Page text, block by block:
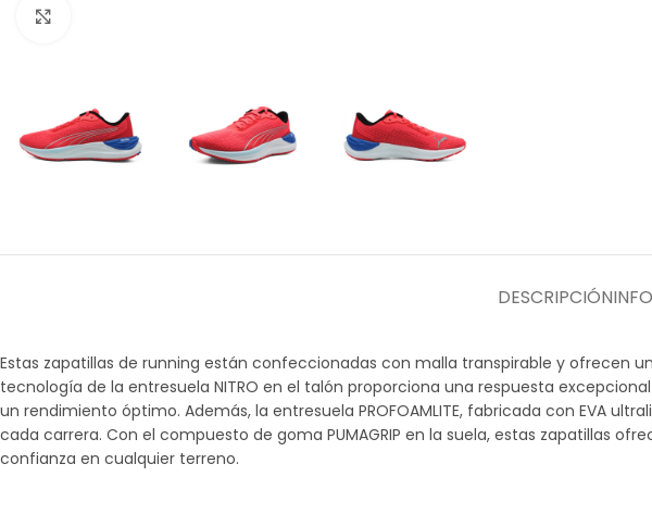
DESCRIPCIÓN
Estas zapatillas de running están confeccionadas con malla transpirable y ofrecen
tecnología de la entresuela NITRO en el talón proporciona una respuesta
un rendimiento óptimo. Además, la entresuela PROFOAMLITE, fabricada con EVA
cada carrera. Con el compuesto de goma PUMAGRIP en la suela, estas zapatillas
confianza en cualquier terreno.